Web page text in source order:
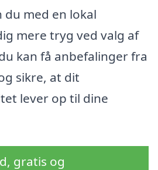
du med en lokal
mere tryg ved valg af
kan få anbefalinger fra
sikre, at dit
lever op til dine
gratis og